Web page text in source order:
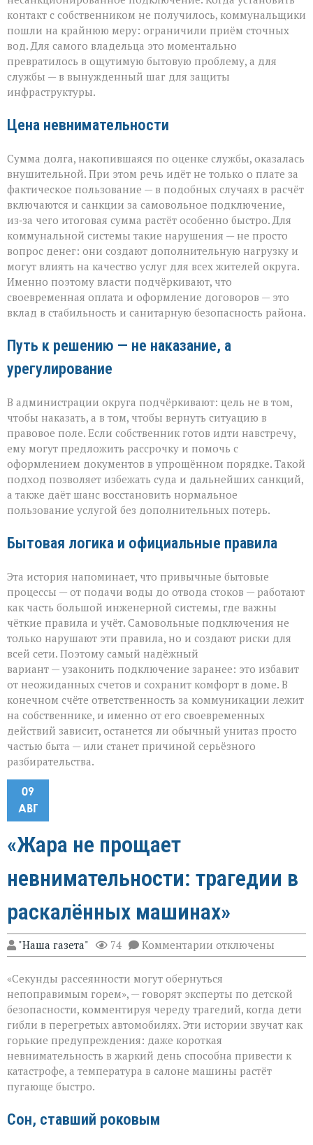
контакт с собственником не получилось, коммунальщики
пошли на крайнюю меру: ограничили приём сточных
вод. Для самого владельца это моментально
превратилось в ощутимую бытовую проблему, а для
службы — в вынужденный шаг для защиты
инфраструктуры.
Цена невнимательности
Сумма долга, накопившаяся по оценке службы, оказалась
внушительной. При этом речь идёт не только о плате за
фактическое пользование — в подобных случаях в расчёт
включаются и санкции за самовольное подключение,
из‑за чего итоговая сумма растёт особенно быстро. Для
коммунальной системы такие нарушения — не просто
вопрос денег: они создают дополнительную нагрузку и
могут влиять на качество услуг для всех жителей округа.
Именно поэтому власти подчёркивают, что
своевременная оплата и оформление договоров — это
вклад в стабильность и санитарную безопасность района.
Путь к решению — не наказание, а
урегулирование
В администрации округа подчёркивают: цель не в том,
чтобы наказать, а в том, чтобы вернуть ситуацию в
правовое поле. Если собственник готов идти навстречу,
ему могут предложить рассрочку и помочь с
оформлением документов в упрощённом порядке. Такой
подход позволяет избежать суда и дальнейших санкций,
а также даёт шанс восстановить нормальное
пользование услугой без дополнительных потерь.
Бытовая логика и официальные правила
Эта история напоминает, что привычные бытовые
процессы — от подачи воды до отвода стоков — работают
как часть большой инженерной системы, где важны
чёткие правила и учёт. Самовольные подключения не
только нарушают эти правила, но и создают риски для
всей сети. Поэтому самый надёжный
вариант — узаконить подключение заранее: это избавит
от неожиданных счетов и сохранит комфорт в доме. В
конечном счёте ответственность за коммуникации лежит
на собственнике, и именно от его своевременных
действий зависит, останется ли обычный унитаз просто
частью быта — или станет причиной серьёзного
разбирательства.
09
АВГ
«Жара не прощает
невнимательности: трагедии в
раскалённых машинах»
"Наша газета" 74 Комментарии к
записи
не
прощает
невнимательности:
трагедии
в
раскалённых
машинах»
отключены
«Секунды рассеянности могут обернуться
непоправимым горем», — говорят эксперты по детской
безопасности, комментируя череду трагедий, когда дети
гибли в перегретых автомобилях. Эти истории звучат как
горькие предупреждения: даже короткая
невнимательность в жаркий день способна привести к
катастрофе, а температура в салоне машины растёт
пугающе быстро.
Сон, ставший роковым